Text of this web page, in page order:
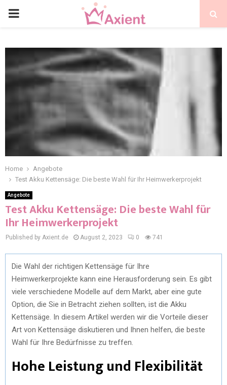
Home
Angebote
Test Akku Kettensäge: Die beste Wahl für Ihr Heimwerkerprojekt
Angebote
Test Akku Kettensäge: Die beste Wahl für
Ihr Heimwerkerprojekt
Published by Axient.de August 2, 2023 0 741
Die Wahl der richtigen Kettensäge für Ihre
Heimwerkerprojekte kann eine Herausforderung sein. Es gibt
viele verschiedene Modelle auf dem Markt, aber eine gute
Option, die Sie in Betracht ziehen sollten, ist die Akku
Kettensäge. In diesem Artikel werden wir die Vorteile dieser
Art von Kettensäge diskutieren und Ihnen helfen, die beste
Wahl für Ihre Bedürfnisse zu treffen.
Hohe Leistung und Flexibilität